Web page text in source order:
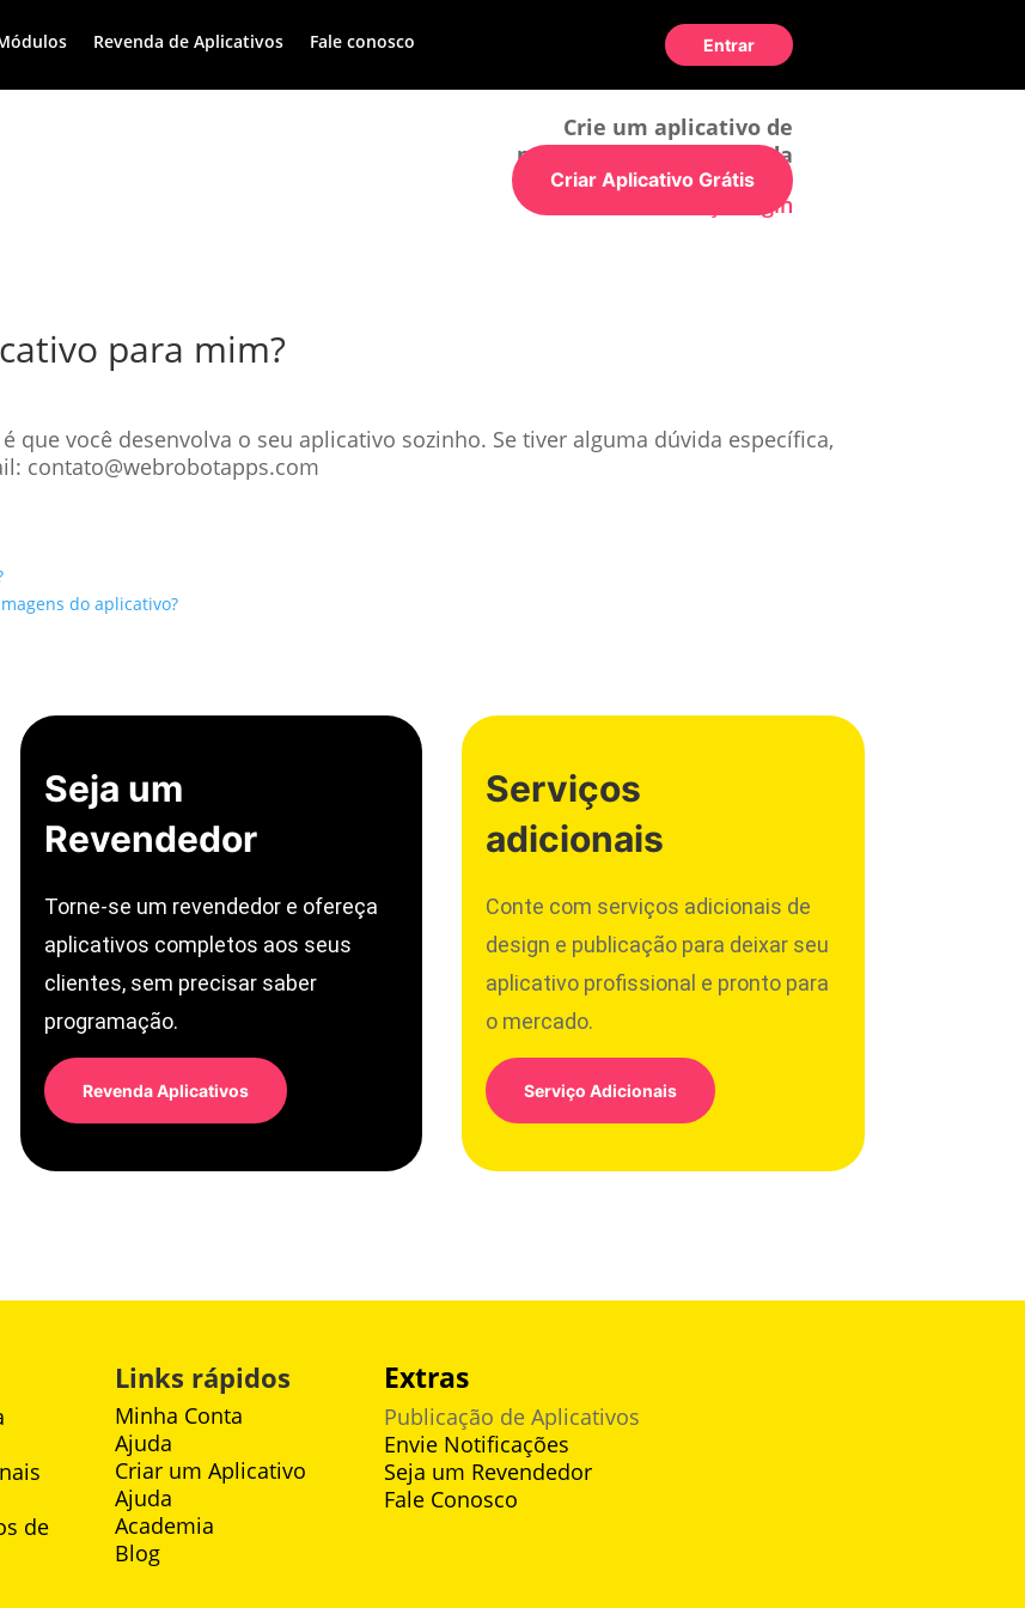
Revenda de Aplicativos Fale conosco Entrar
Crie um aplicativo de
maneira simples e rápida
Criar Aplicativo Grátis
ou faça Login
para mim?
que você desenvolva o seu aplicativo sozinho. Se tiver alguma dúvida específica,
contato@webrobotapps.com
do aplicativo?
Seja um
Revendedor
Torne-se um revendedor e ofereça
aplicativos completos aos seus
clientes, sem precisar saber
programação.
Revenda Aplicativos
Serviços
adicionais
Conte com serviços adicionais de
design e publicação para deixar seu
aplicativo profissional e pronto para
o mercado.
Serviço Adicionais
de
Links rápidos
Minha Conta
Ajuda
Criar um Aplicativo
Ajuda
Academia
Blog
Extras
Publicação de Aplicativos
Envie Notificações
Seja um Revendedor
Fale Conosco